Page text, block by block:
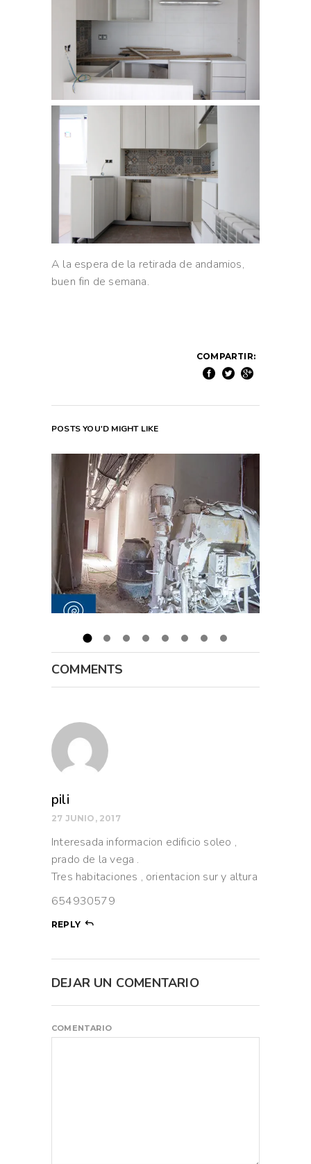
A la espera de la retirada de andamios,
buen fin de semana.
COMPARTIR:
POSTS YOU'D MIGHT LIKE
COMMENTS
pili
27 JUNIO, 2017
Interesada informacion edificio soleo ,
prado de la vega .
Tres habitaciones , orientacion sur y altura
654930579
REPLY
DEJAR UN COMENTARIO
COMENTARIO